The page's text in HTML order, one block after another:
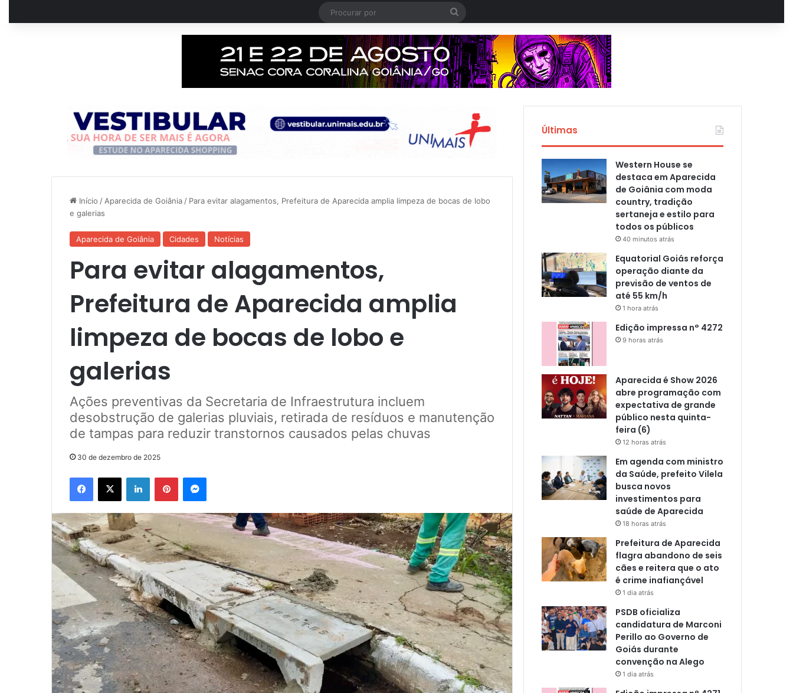
Procurar
por
Início / Aparecida de Goiânia / Para evitar alagamentos, Prefeitura de Aparecida amplia limpeza de bocas de lobo
e galerias
Aparecida de Goiânia Cidades Notícias
Para evitar alagamentos,
Prefeitura de Aparecida amplia
limpeza de bocas de lobo e
galerias
Ações preventivas da Secretaria de Infraestrutura incluem
desobstrução de galerias pluviais, retirada de resíduos e manutenção
de tampas para reduzir transtornos causados pelas chuvas
30 de dezembro de 2025
Facebook
X LinkedinPinterestMessenger
Últimas
Western House se
destaca em Aparecida
de Goiânia com moda
country, tradição
sertaneja e estilo para
todos os públicos
40 minutos atrás
Equatorial Goiás reforça
operação diante da
previsão de ventos de
até 55 km/h
1 hora atrás
Edição impressa n° 4272
9 horas atrás
Aparecida é Show 2026
abre programação com
expectativa de grande
público nesta quinta-
feira (6)
12 horas atrás
Em agenda com ministro
da Saúde, prefeito Vilela
busca novos
investimentos para
saúde de Aparecida
18 horas atrás
Prefeitura de Aparecida
flagra abandono de seis
cães e reitera que o ato
é crime inafiançável
1 dia atrás
PSDB oficializa
candidatura de Marconi
Perillo ao Governo de
Goiás durante
convenção na Alego
1 dia atrás